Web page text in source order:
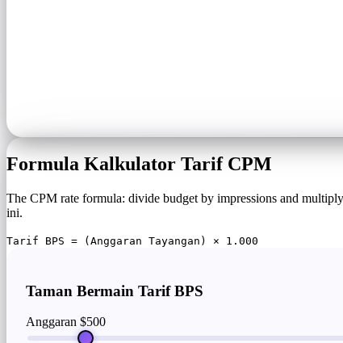
Formula Kalkulator Tarif CPM
The CPM rate formula: divide budget by impressions and
ini.
Tarif BPS = (Anggaran Tayangan) × 1.000
Taman Bermain Tarif BPS
Anggaran $500